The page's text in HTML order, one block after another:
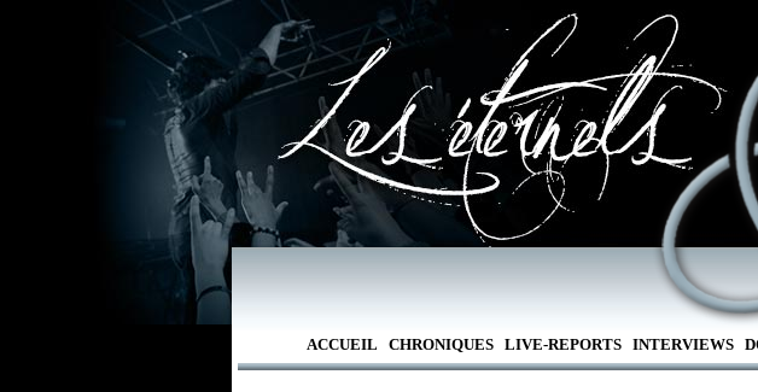
ACCUEIL CHRONIQUES LIVE-REPORTS INTERVIEWS